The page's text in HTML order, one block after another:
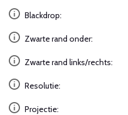
Blackdrop:
Zwarte rand onder:
Zwarte rand links/rechts:
Resolutie:
Projectie: